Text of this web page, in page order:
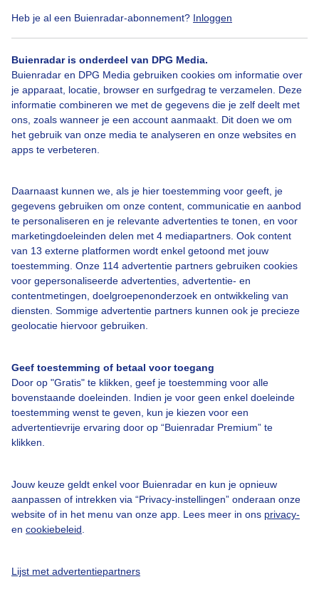
Heb je al een Buienradar-abonnement? Inloggen
Buienradar is onderdeel van DPG Media.
Buienradar en DPG Media gebruiken cookies om informatie over
je apparaat, locatie, browser en surfgedrag te verzamelen. Deze
informatie combineren we met de gegevens die je zelf deelt met
ons, zoals wanneer je een account aanmaakt. Dit doen we om
het gebruik van onze media te analyseren en onze websites en
apps te verbeteren.
Daarnaast kunnen we, als je hier toestemming voor geeft, je
gegevens gebruiken om onze content, communicatie en aanbod
te personaliseren en je relevante advertenties te tonen, en voor
marketingdoeleinden delen met 4 mediapartners. Ook content
van 13 externe platformen wordt enkel getoond met jouw
toestemming. Onze 114 advertentie partners gebruiken cookies
voor gepersonaliseerde advertenties, advertentie- en
contentmetingen, doelgroepenonderzoek en ontwikkeling van
diensten. Sommige advertentie partners kunnen ook je precieze
geolocatie hiervoor gebruiken.
Geef toestemming of betaal voor toegang
Door op "Gratis" te klikken, geef je toestemming voor alle
bovenstaande doeleinden. Indien je voor geen enkel doeleinde
toestemming wenst te geven, kun je kiezen voor een
advertentievrije ervaring door op “Buienradar Premium” te
klikken.
Jouw keuze geldt enkel voor Buienradar en kun je opnieuw
aanpassen of intrekken via “Privacy-instellingen” onderaan onze
website of in het menu van onze app. Lees meer in ons privacy-
en cookiebeleid
Lijst met advertentiepartners
Bekijk slideshow
Een moment geduld aub...
Over Buienradar
Veelgestelde vragen
Contact
Toegankelijkheid
Buienradar Team
Privacy instellingen